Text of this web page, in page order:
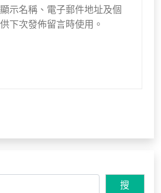
示名稱、電子郵件地址及個
下次發佈留言時使用。
搜